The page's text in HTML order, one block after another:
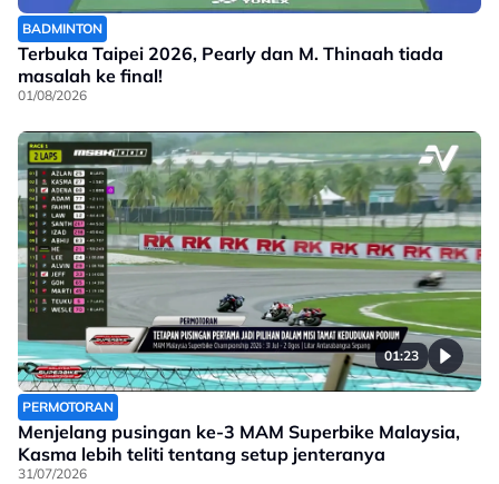
BADMINTON
Terbuka Taipei 2026, Pearly dan M. Thinaah tiada
masalah ke final!
01/08/2026
01:23
PERMOTORAN
Menjelang pusingan ke-3 MAM Superbike Malaysia,
Kasma lebih teliti tentang setup jenteranya
31/07/2026